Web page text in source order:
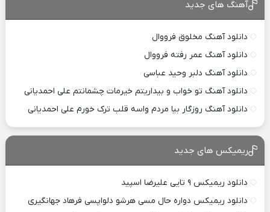
آهنگ های جدید
دانلود آهنگ مخلوق فرووال
دانلود آهنگ عمر رفته فرووال
دانلود آهنگ دلبر وحید عباسی
دانلود آهنگ تو خواب و بیداریتم خیرمات چشمانتم علی احمدیانی
دانلود آهنگ روزگار بیا مردم واسه قلب ترک خورم علی احمدیانی
ریمیکس های جدید
دانلود ریمیکس ۹ تایی علیرضا اسپید
دانلود ریمیکس دواره حال مسی هرشو دلواپسی فرهاد جهانگیری